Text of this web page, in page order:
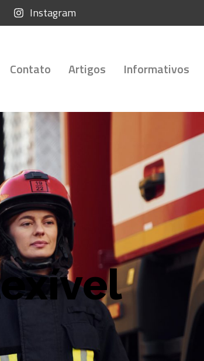
Instagram
Contato Artigos Informativos